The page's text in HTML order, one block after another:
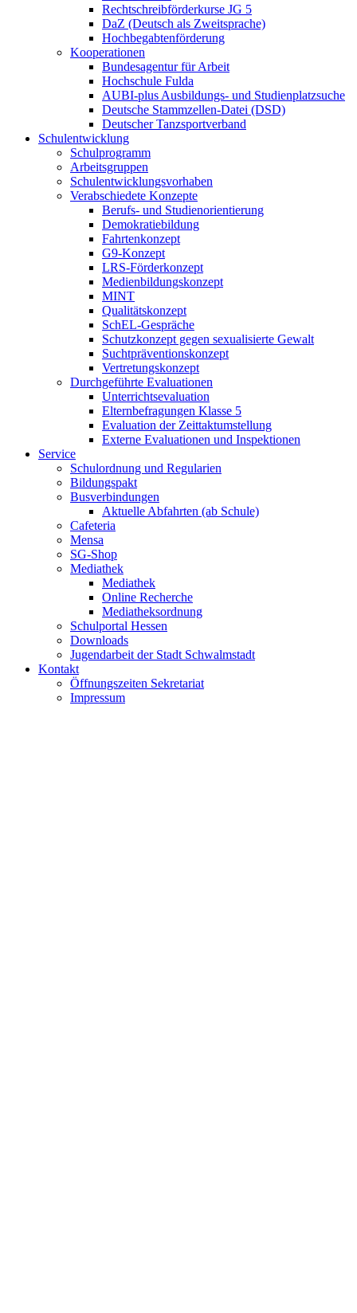
Rechtschreibförderkurse JG 5
DaZ (Deutsch als Zweitsprache)
Hochbegabtenförderung
Kooperationen
Bundesagentur für Arbeit
Hochschule Fulda
AUBI-plus Ausbildungs- und Studienplatzsuche
Deutsche Stammzellen-Datei (DSD)
Deutscher Tanzsportverband
Schulentwicklung
Schulprogramm
Arbeitsgruppen
Schulentwicklungsvorhaben
Verabschiedete Konzepte
Berufs- und Studienorientierung
Demokratiebildung
Fahrtenkonzept
G9-Konzept
LRS-Förderkonzept
Medienbildungskonzept
MINT
Qualitätskonzept
SchEL-Gespräche
Schutzkonzept gegen sexualisierte Gewalt
Suchtpräventionskonzept
Vertretungskonzept
Durchgeführte Evaluationen
Unterrichtsevaluation
Elternbefragungen Klasse 5
Evaluation der Zeittaktumstellung
Externe Evaluationen und Inspektionen
Service
Schulordnung und Regularien
Bildungspakt
Busverbindungen
Aktuelle Abfahrten (ab Schule)
Cafeteria
Mensa
SG-Shop
Mediathek
Mediathek
Online Recherche
Mediatheksordnung
Schulportal Hessen
Downloads
Jugendarbeit der Stadt Schwalmstadt
Kontakt
Öffnungszeiten Sekretariat
Impressum